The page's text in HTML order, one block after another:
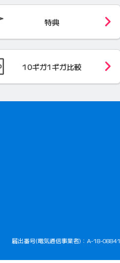
特典
10ギガ1ギガ比較
きます）
届出番号(電気通信事業者)：A-18-08841